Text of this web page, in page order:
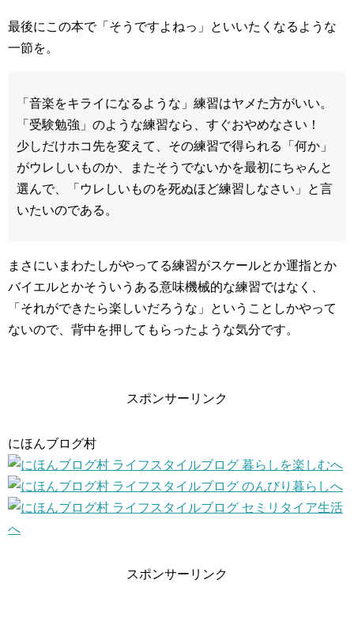
最後にこの本で「そうですよねっ」といいたくなるような
一節を。
「音楽をキライになるような」練習はヤメた方がいい。
「受験勉強」のような練習なら、すぐおやめなさい！
少しだけホコ先を変えて、その練習で得られる「何か」
がウレしいものか、またそうでないかを最初にちゃんと
選んで、「ウレしいものを死ぬほど練習しなさい」と言
いたいのである。
まさにいまわたしがやってる練習がスケールとか運指とか
バイエルとかそういうある意味機械的な練習ではなく、
「それができたら楽しいだろうな」ということしかやって
ないので、背中を押してもらったような気分です。
スポンサーリンク
にほんブログ村
スポンサーリンク